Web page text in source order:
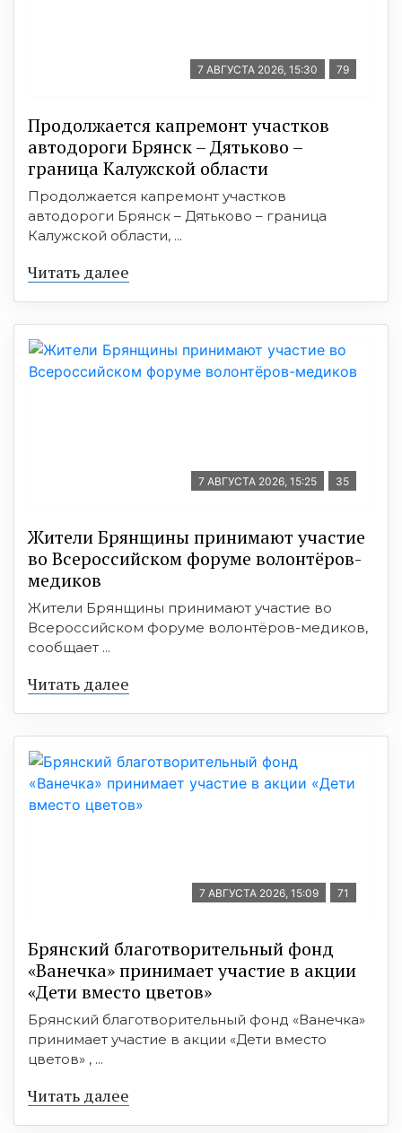
7 АВГУСТА 2026, 15:30 79
Продолжается капремонт участков
автодороги Брянск – Дятьково –
граница Калужской области
Продолжается капремонт участков
автодороги Брянск – Дятьково – граница
Калужской области, ...
Читать далее
7 АВГУСТА 2026, 15:25 35
Жители Брянщины принимают участие
во Всероссийском форуме волонтёров-
медиков
Жители Брянщины принимают участие во
Всероссийском форуме волонтёров-медиков,
сообщает ...
Читать далее
7 АВГУСТА 2026, 15:09 71
Брянский благотворительный фонд
«Ванечка» принимает участие в акции
«Дети вместо цветов»
Брянский благотворительный фонд «Ванечка»
принимает участие в акции «Дети вместо
цветов» , ...
Читать далее